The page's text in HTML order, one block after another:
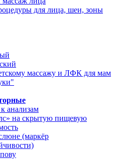
для лица, шеи, зоны
массажу и ЛФК для мам
анализам
на скрытую пищевую
(маркёр